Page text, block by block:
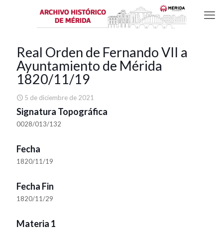
Real Orden de Fernando VII a
Ayuntamiento de Mérida
1820/11/19
5 de diciembre de 2021
Signatura Topográfica
0028/013/132
Fecha
1820/11/19
Fecha Fin
1820/11/29
Materia 1